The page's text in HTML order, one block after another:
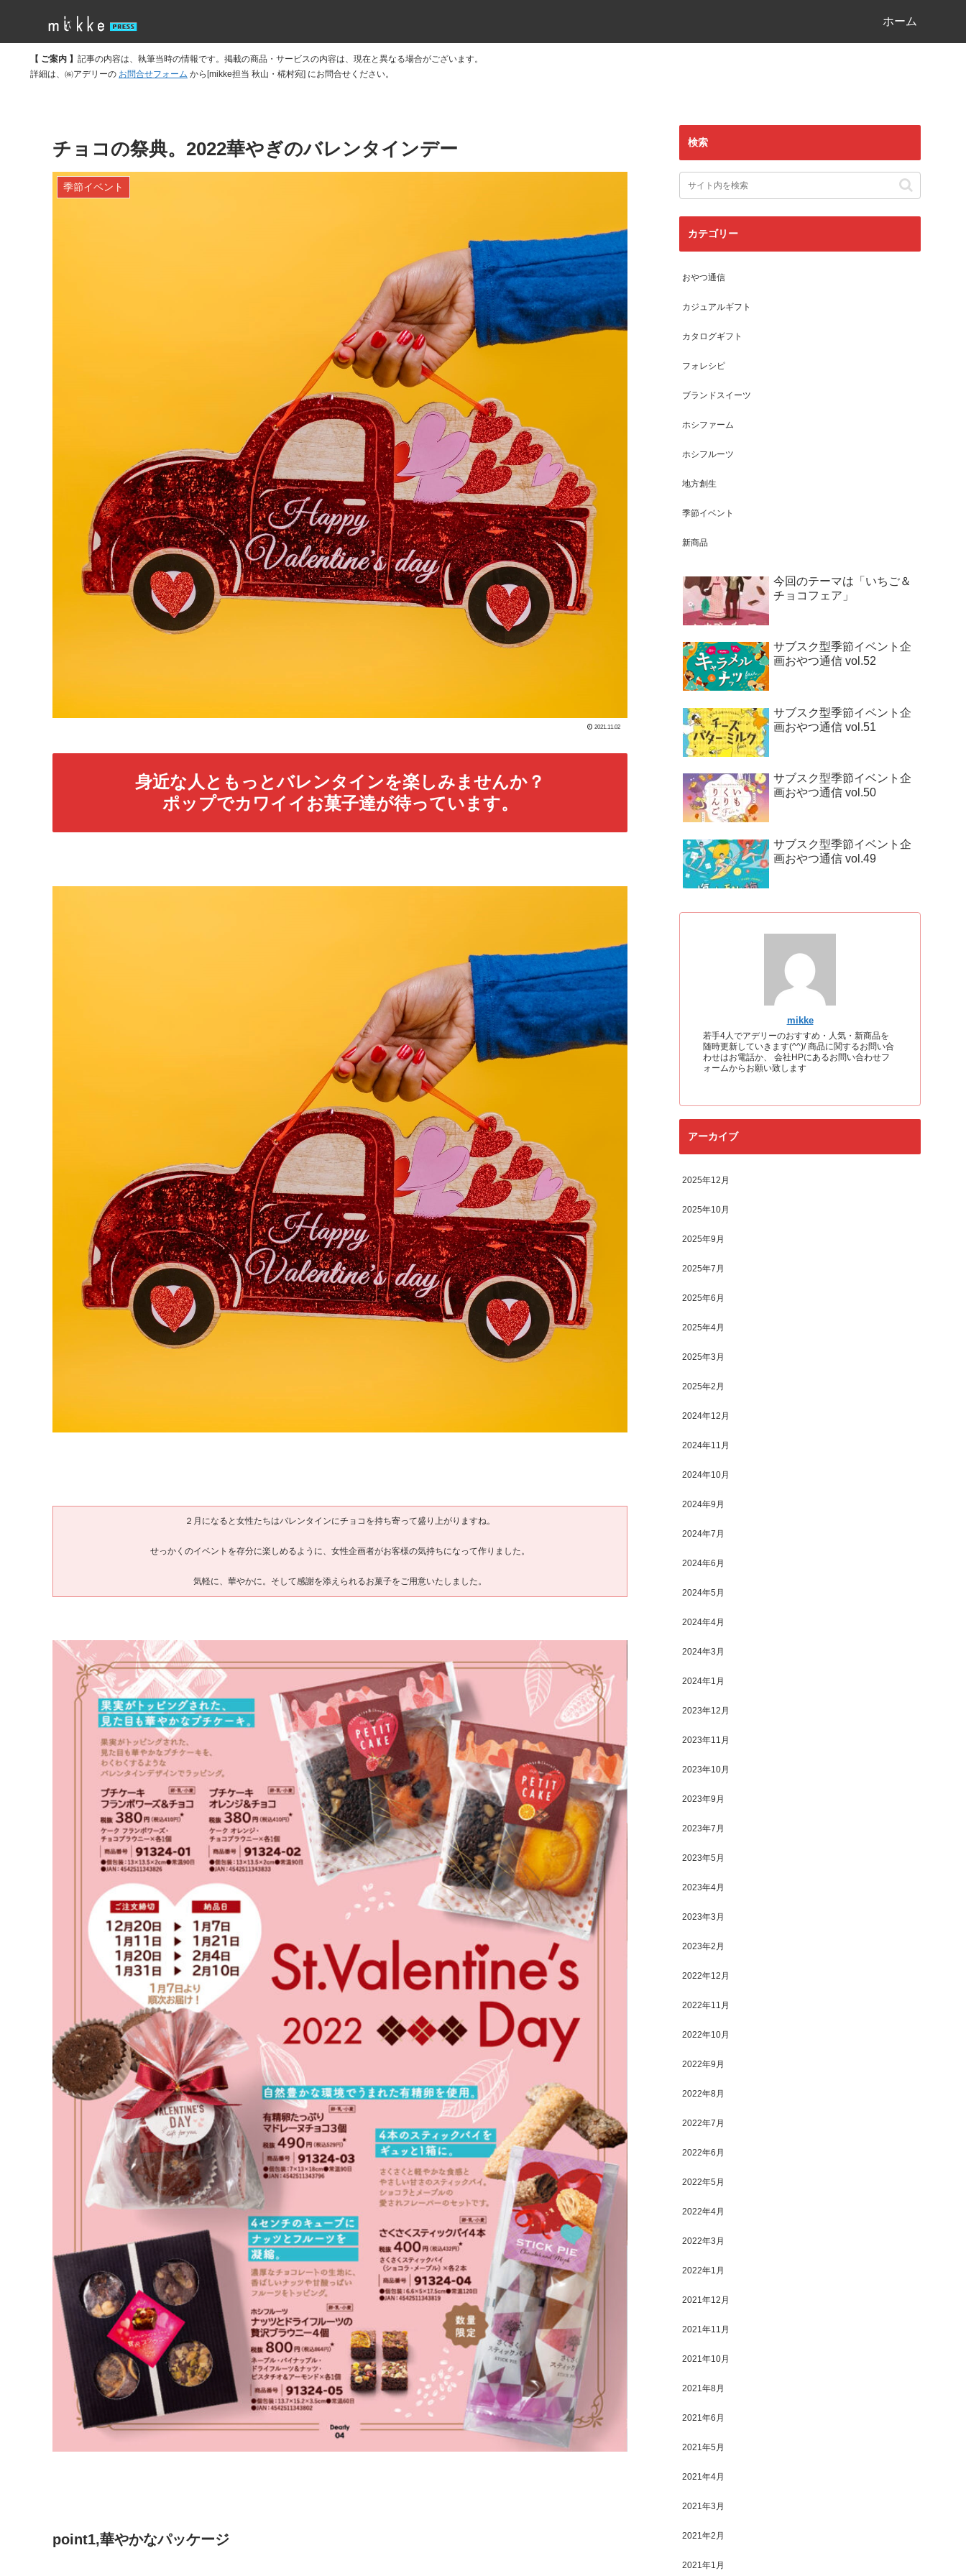
ホーム
【 ご案内 】 記事の内容は、執筆当時の情報です。掲載の商品・サービスの内容は、現在と異なる場合がございます。
詳細は、㈱アデリーの お問合せフォーム から[mikke担当 秋山・椛村宛] にお問合せください。
チョコの祭典。2022華やぎのバレンタインデー
季節イベント
2021.11.02
身近な人ともっとバレンタインを楽しみませんか？
ポップでカワイイお菓子達が待っています。
２月になると女性たちはバレンタインにチョコを持ち寄って盛り上がりますね。
せっかくのイベントを存分に楽しめるように、女性企画者がお客様の気持ちになって作りました。
気軽に、華やかに。そして感謝を添えられるお菓子をご用意いたしました。
point1,華やかなパッケージ
検索
カテゴリー
おやつ通信
カジュアルギフト
カタログギフト
フォレシピ
ブランドスイーツ
ホシファーム
ホシフルーツ
地方創生
季節イベント
新商品
今回のテーマは「いちご＆
チョコフェア」
サブスク型季節イベント企
画おやつ通信 vol.52
サブスク型季節イベント企
画おやつ通信 vol.51
サブスク型季節イベント企
画おやつ通信 vol.50
サブスク型季節イベント企
画おやつ通信 vol.49
mikke
若手4人でアデリーのおすすめ・人気・新商品を
随時更新していきます(^^)/ 商品に関するお問い合
わせはお電話か、 会社HPにあるお問い合わせフ
ォームからお願い致します
アーカイブ
2025年12月
2025年10月
2025年9月
2025年7月
2025年6月
2025年4月
2025年3月
2025年2月
2024年12月
2024年11月
2024年10月
2024年9月
2024年7月
2024年6月
2024年5月
2024年4月
2024年3月
2024年1月
2023年12月
2023年11月
2023年10月
2023年9月
2023年7月
2023年5月
2023年4月
2023年3月
2023年2月
2022年12月
2022年11月
2022年10月
2022年9月
2022年8月
2022年7月
2022年6月
2022年5月
2022年4月
2022年3月
2022年1月
2021年12月
2021年11月
2021年10月
2021年8月
2021年6月
2021年5月
2021年4月
2021年3月
2021年2月
2021年1月